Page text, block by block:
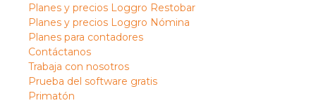
Planes y precios Loggro Restobar
Planes y precios Loggro Nómina
Planes para contadores
Contáctanos
Trabaja con nosotros
Prueba del software gratis
Primatón